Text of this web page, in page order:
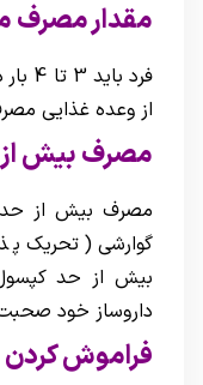
مقدار مصرف
فرد
از وعده غذایی
مصرف بیش از
مصرف بیش از حد
گوارشی (تحریک
بیش از حد
داروساز خود
فراموش